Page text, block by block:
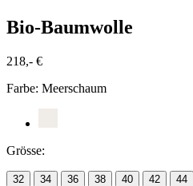
Bio-Baumwolle
218,- €
Farbe: Meerschaum
Grösse:
32 34 36 38 40 42 44